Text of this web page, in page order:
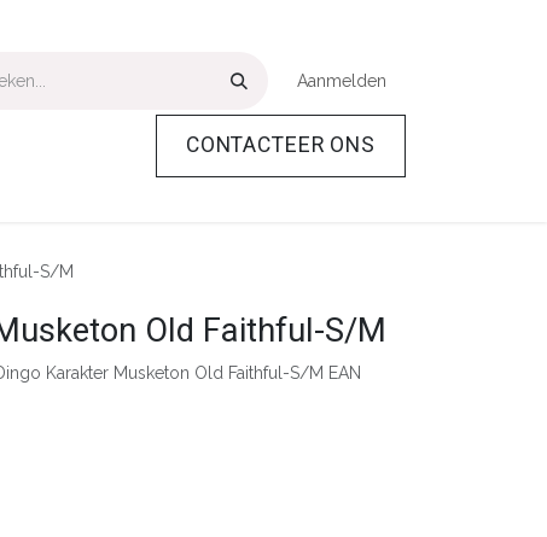
Aanmelden
CONTACTEER ONS
S/M
Old Faithful-S/M
Karakter Musketon Old Faithful-S/M EAN